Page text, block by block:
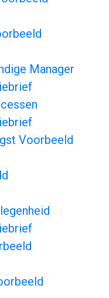
Manager
Voorbeeld